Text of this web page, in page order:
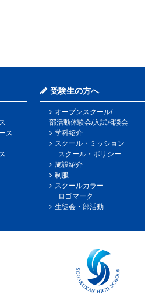
ス
受験生の方へ
オープンスクール/
部活動体験会/入試相談会
学科紹介
スクール・ミッション
スクール・ポリシー
施設紹介
制服
スクールカラー
ロゴマーク
生徒会・部活動